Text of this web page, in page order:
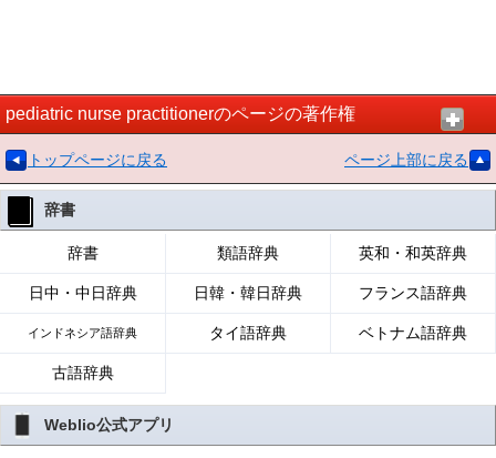
pediatric nurse practitionerのページの著作権
トップページに戻る ページ上部に戻る
辞書
辞書 類語辞典 英和・和英辞典
日中・中日辞典 日韓・韓日辞典 フランス語辞典
インドネシア語辞典 タイ語辞典 ベトナム語辞典
古語辞典
Weblio公式アプリ